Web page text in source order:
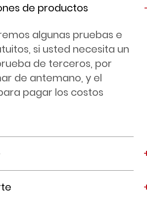
de productos
algunas pruebas e
si usted necesita un
de terceros, por
de antemano, y el
pagar los costos